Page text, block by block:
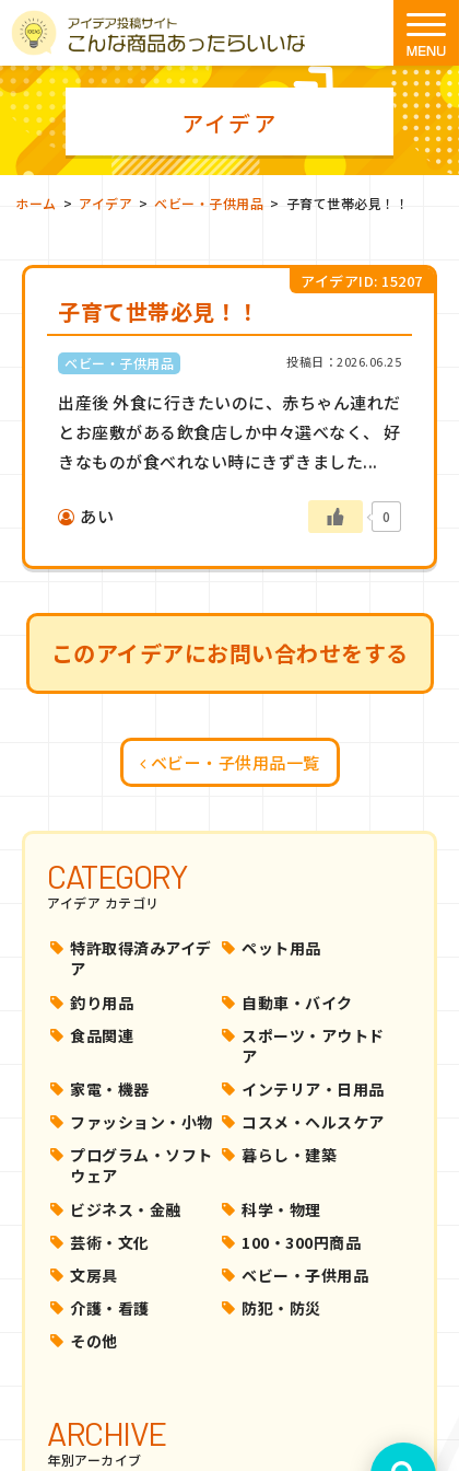
アイデア
ホーム > アイデア > ベビー・子供用品 > 子育て世帯必見！！
子育て世帯必見！！
アイデアID: 15207
ベビー・子供用品 投稿日：2026.06.25
出産後 外食に行きたいのに、赤ちゃん連れだ
とお座敷がある飲食店しか中々選べなく、 好
きなものが食べれない時にきずきました...
あい 0
このアイデアにお問い合わせをする
ベビー・子供用品一覧
CATEGORY
アイデア カテゴリ
特許取得済みアイデ
ア
ペット用品
釣り用品
自動車・バイク
食品関連
スポーツ・アウトド
ア
家電・機器
インテリア・日用品
ファッション・小物
コスメ・ヘルスケア
プログラム・ソフト
ウェア
暮らし・建築
ビジネス・金融
科学・物理
芸術・文化
100・300円商品
文房具
ベビー・子供用品
介護・看護
防犯・防災
その他
ARCHIVE
年別アーカイブ